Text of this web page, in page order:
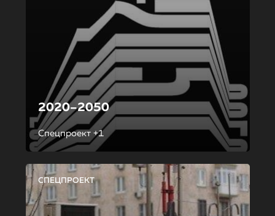
2020–2050
Спецпроект +1
СПЕЦПРОЕКТ